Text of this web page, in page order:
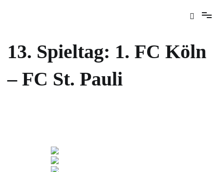
13. Spieltag: 1. FC Köln
– FC St. Pauli